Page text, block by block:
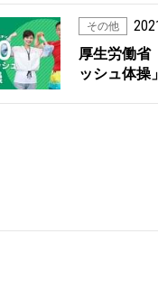
その他
厚生労働省
ッシュ体操